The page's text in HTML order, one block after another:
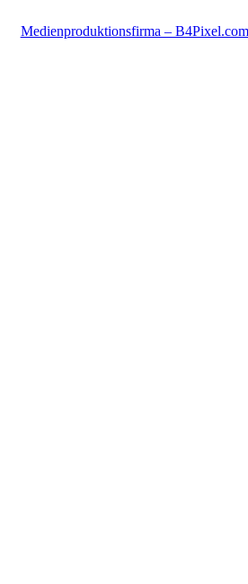
Medienproduktionsfirma – B4Pixel.com